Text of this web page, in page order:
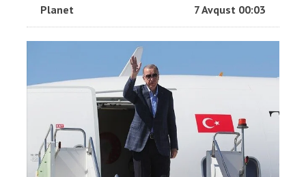
Planet 7 Avqust 00:03